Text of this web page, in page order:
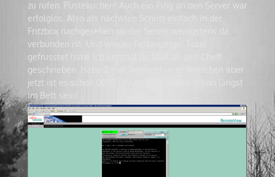
zu rufen. Pustekuchen! Auch ein Ping an den Server war
erfolglos. Also als nächsten Schritt einfach in der
Fritzbox nachgesehen ob der Server wenigstens da
verbunden ist. Und wieder Fehlanzeige! Total
gefrusstet habe ich erstmal ne Mail an den Cheff
geschrieben. Habe 2 mal Versucht in zu erreichen aber
jetzt ist es schon 00:15 Uhr und ich wollte schon längst
im Bett sein!